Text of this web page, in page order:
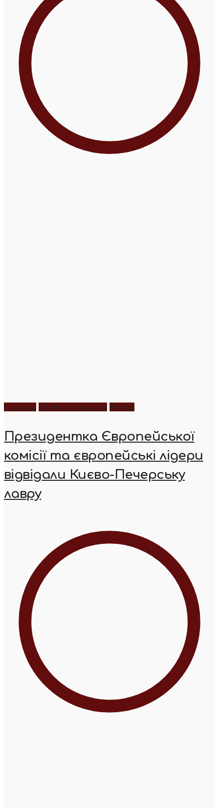
Новини Новини України Фото
Президентка Європейської
комісії та європейські лідери
відвідали Києво-Печерську
лавру